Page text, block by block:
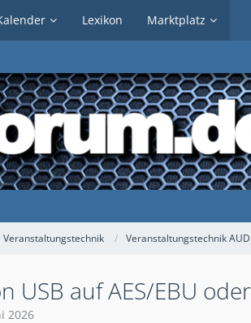
Lexikon Marktplatz
Veranstaltungstechnik Veranstaltungstechnik
USB auf AES/EBU
2026